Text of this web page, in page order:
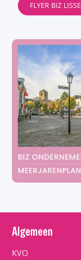
FLYER BIZ LISSE
Algemeen
KVO